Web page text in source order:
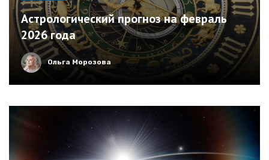
Астрологический прогноз на февраль
2026 года
Ольга Морозова